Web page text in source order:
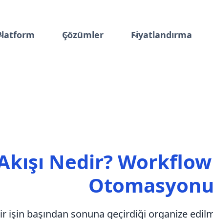
Çözümler Fiyatlandırma
Nedir? Workflow
Otomasyonu
işin başından sonuna geçirdiği organize